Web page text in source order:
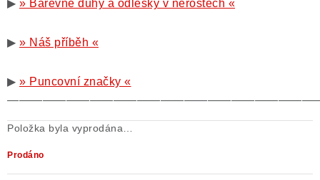
▶ » Barevné duhy a odlesky v nerostech «
▶ » Náš příběh «
▶ » Puncovní značky «
Položka byla vyprodána…
Prodáno